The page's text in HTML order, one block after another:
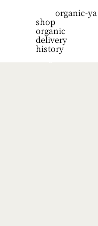
organic-ya
shop
organic
delivery
history